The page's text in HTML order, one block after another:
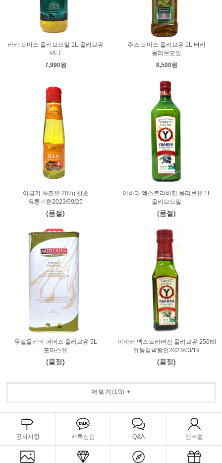
라리 포마스 올리브오일 1L 올리브유
PET
7,990원
주스 포마스 올리브유 1L 터키
올리브오일
8,500원
이금기 화조유 207g 산초
유통기한2023/09/25
(품절)
이바라 엑스트라버진 올리브유 1L
올리브오일
(품절)
무엘올리바 퍼머스 올리브유 5L
포마스유
(품절)
이바라 엑스트라버진 올리브유 250ml
유통임박할인2023/03/19
(품절)
더보기 (1/3)+
공지사항 카톡상담 Q&A 멤버쉽